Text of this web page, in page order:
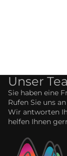
Unser
Sie haben eine
Rufen Sie uns
Wir antworten
helfen Ihnen